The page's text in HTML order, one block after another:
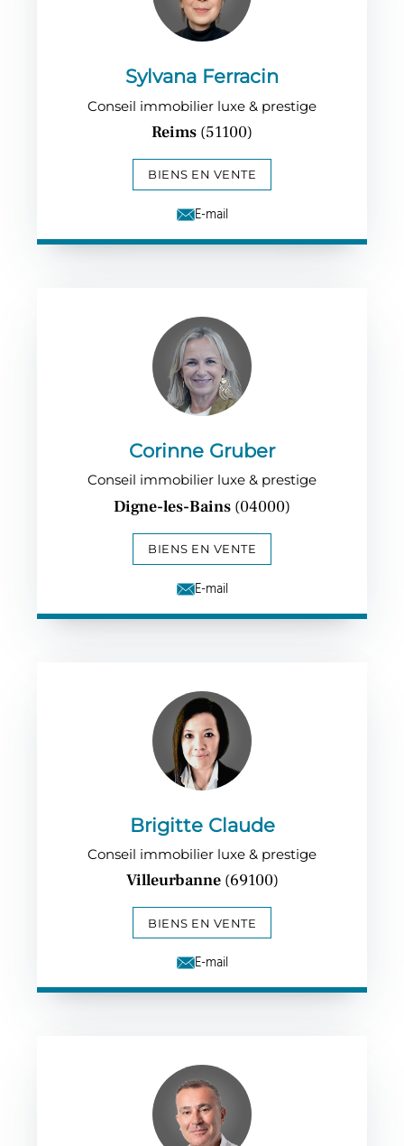
Sylvana Ferracin
Conseil immobilier luxe & prestige
Reims (51100)
BIENS EN VENTE
E-mail
Corinne Gruber
Conseil immobilier luxe & prestige
Digne-les-Bains (04000)
BIENS EN VENTE
E-mail
Brigitte Claude
Conseil immobilier luxe & prestige
Villeurbanne (69100)
BIENS EN VENTE
E-mail